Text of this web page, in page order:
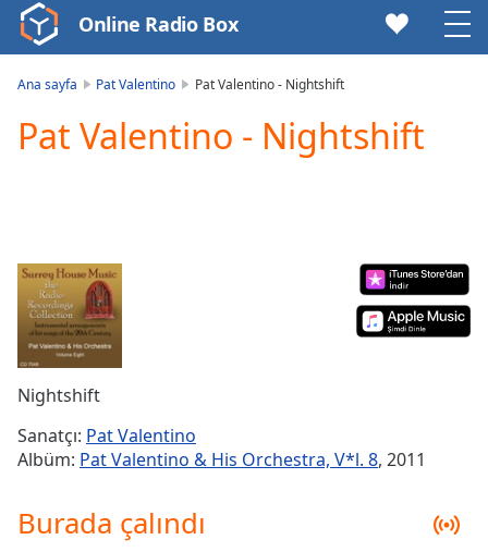
Video
Player
Play
Video
Mute
Current
Time0:00
Duration-:-
Loaded:
Stream
TypeLIVE
live,
currently
Online Radio Box
Ana sayfa Pat Valentino Pat Valentino - Nightshift
Pat Valentino - Nightshift
Nightshift
Sanatçı: Pat Valentino
Albüm: Pat Valentino & His Orchestra, V*l. 8, 2011
Burada çalındı